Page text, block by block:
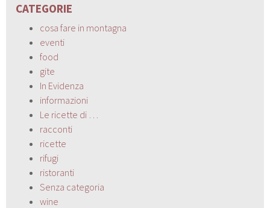
CATEGORIE
cosa fare in montagna
eventi
food
gite
In Evidenza
informazioni
Le ricette di …
racconti
ricette
rifugi
ristoranti
Senza categoria
wine